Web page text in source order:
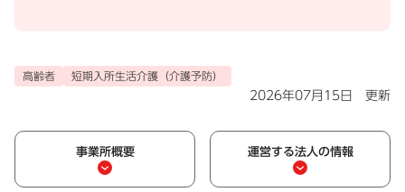
高齢者 短期入所生活介護（介護予防）
2026年07月15日 更新
事業所概要 運営する法人の情報